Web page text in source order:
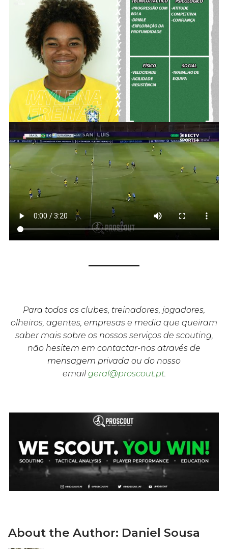
Para todos os clubes, treinadores, jogadores,
olheiros, agentes, empresas e media que queiram
saber mais sobre os nossos serviços de scouting,
não hesitem em contactar-nos através de
mensagem privada ou do nosso
email geral@proscout.pt.
About the Author: Daniel Sousa